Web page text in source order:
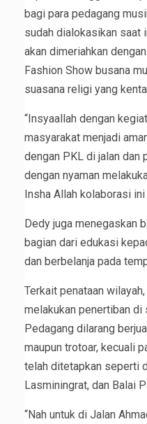
bagi para pedagang
sudah dialokasikan saat
akan dimeriahkan
Fashion Show busana
suasana religi yang
“Insyaallah dengan
masyarakat menjadi
dengan PKL di jalan dan
dengan nyaman
Insha Allah kolaborasi ini
Dedy juga menegaskan
bagian dari edukasi
dan berbelanja pada
Terkait penataan
melakukan penertiban di
Pedagang dilarang
maupun trotoar, kecuali
telah ditetapkan seperti
Lasminingrat, dan Balai
“Nah untuk di Jalan